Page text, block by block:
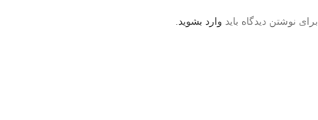
برای نوشتن دیدگاه باید وارد بشوید.